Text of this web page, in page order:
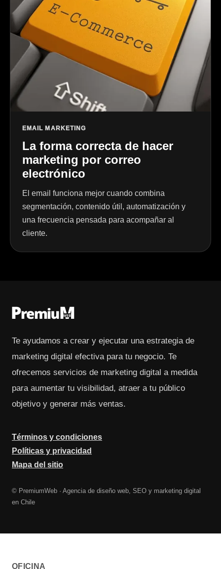
EMAIL MARKETING
La forma correcta de hacer
marketing por correo
electrónico
El email funciona mejor cuando combina
segmentación, contenido útil, automatización y
una frecuencia pensada para acompañar al
cliente.
Te ayudamos a crear y ejecutar una estrategia de
marketing digital efectiva para tu negocio. Te
ofrecemos servicios de marketing digital a medida
para aumentar tu visibilidad, atraer a tu público
objetivo y generar más ventas.
Términos y condiciones
Políticas y privacidad
Mapa del sitio
© PremiumWeb · Agencia de diseño web, SEO y marketing digital
en Chile
OFICINA